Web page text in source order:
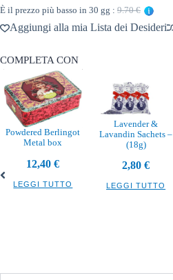
È il prezzo più basso in 30 gg : 9.70 €
Aggiungi alla mia Lista dei Desideri
COMPLETA CON
Powdered Berlingot
Metal box
12,40€
LEGGI TUTTO
Lavender &
Lavandin Sachets –
(18g)
2,80€
LEGGI TUTTO